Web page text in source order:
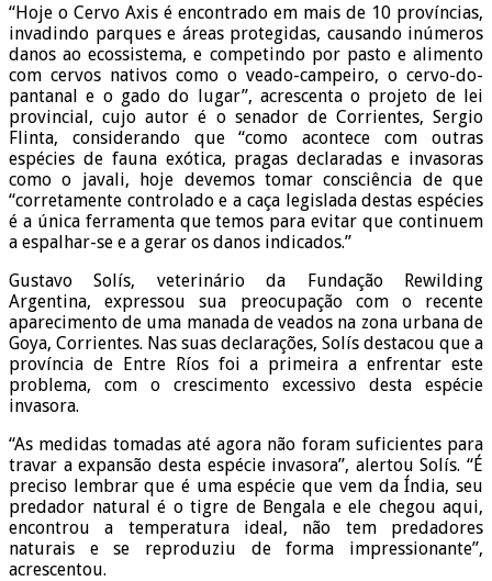
“Hoje o Cervo Axis é encontrado em mais de 10 províncias,
invadindo parques e áreas protegidas, causando inúmeros
danos ao ecossistema, e competindo por pasto e alimento
com cervos nativos como o veado-campeiro, o cervo-do-
pantanal e o gado do lugar”, acrescenta o projeto de lei
provincial, cujo autor é o senador de Corrientes, Sergio
Flinta, considerando que “como acontece com outras
espécies de fauna exótica, pragas declaradas e invasoras
como o javali, hoje devemos tomar consciência de que
“corretamente controlado e a caça legislada destas espécies
é a única ferramenta que temos para evitar que continuem
a espalhar-se e a gerar os danos indicados.”
Gustavo Solís, veterinário da Fundação Rewilding
Argentina, expressou sua preocupação com o recente
aparecimento de uma manada de veados na zona urbana de
Goya, Corrientes. Nas suas declarações, Solís destacou que a
província de Entre Ríos foi a primeira a enfrentar este
problema, com o crescimento excessivo desta espécie
invasora.
“As medidas tomadas até agora não foram suficientes para
travar a expansão desta espécie invasora”, alertou Solís. “É
preciso lembrar que é uma espécie que vem da Índia, seu
predador natural é o tigre de Bengala e ele chegou aqui,
encontrou a temperatura ideal, não tem predadores
naturais e se reproduziu de forma impressionante”,
acrescentou.